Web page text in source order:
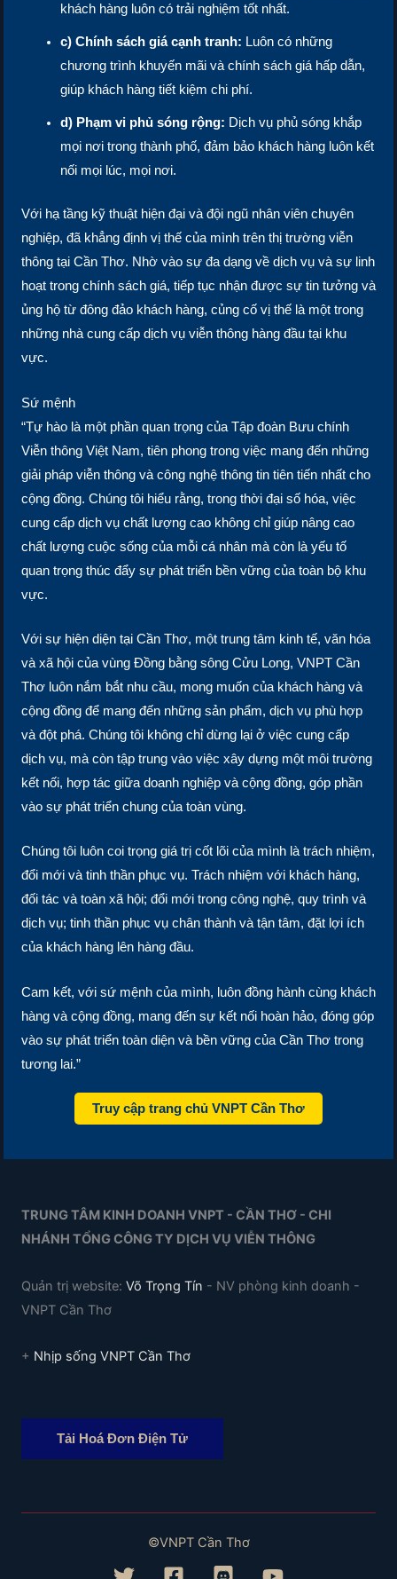
khách hàng luôn có trải nghiệm tốt nhất.
c) Chính sách giá cạnh tranh: Luôn có những
chương trình khuyến mãi và chính sách giá hấp dẫn,
giúp khách hàng tiết kiệm chi phí.
d) Phạm vi phủ sóng rộng: Dịch vụ phủ sóng khắp
mọi nơi trong thành phố, đảm bảo khách hàng luôn kết
nối mọi lúc, mọi nơi.
Với hạ tầng kỹ thuật hiện đại và đội ngũ nhân viên chuyên
nghiệp, đã khẳng định vị thế của mình trên thị trường viễn
thông tại Cần Thơ. Nhờ vào sự đa dạng về dịch vụ và sự linh
hoạt trong chính sách giá, tiếp tục nhận được sự tin tưởng và
ủng hộ từ đông đảo khách hàng, củng cố vị thế là một trong
những nhà cung cấp dịch vụ viễn thông hàng đầu tại khu
vực.
Sứ mệnh
“Tự hào là một phần quan trọng của Tập đoàn Bưu chính
Viễn thông Việt Nam, tiên phong trong việc mang đến những
giải pháp viễn thông và công nghệ thông tin tiên tiến nhất cho
cộng đồng. Chúng tôi hiểu rằng, trong thời đại số hóa, việc
cung cấp dịch vụ chất lượng cao không chỉ giúp nâng cao
chất lượng cuộc sống của mỗi cá nhân mà còn là yếu tố
quan trọng thúc đẩy sự phát triển bền vững của toàn bộ khu
vực.
Với sự hiện diện tại Cần Thơ, một trung tâm kinh tế, văn hóa
và xã hội của vùng Đồng bằng sông Cửu Long, VNPT Cần
Thơ luôn nắm bắt nhu cầu, mong muốn của khách hàng và
cộng đồng để mang đến những sản phẩm, dịch vụ phù hợp
và đột phá. Chúng tôi không chỉ dừng lại ở việc cung cấp
dịch vụ, mà còn tập trung vào việc xây dựng một môi trường
kết nối, hợp tác giữa doanh nghiệp và cộng đồng, góp phần
vào sự phát triển chung của toàn vùng.
Chúng tôi luôn coi trọng giá trị cốt lõi của mình là trách nhiệm,
đổi mới và tinh thần phục vụ. Trách nhiệm với khách hàng,
đối tác và toàn xã hội; đổi mới trong công nghệ, quy trình và
dịch vụ; tinh thần phục vụ chân thành và tận tâm, đặt lợi ích
của khách hàng lên hàng đầu.
Cam kết, với sứ mệnh của mình, luôn đồng hành cùng khách
hàng và cộng đồng, mang đến sự kết nối hoàn hảo, đóng góp
vào sự phát triển toàn diện và bền vững của Cần Thơ trong
tương lai.”
Truy cập trang chủ VNPT Cần Thơ
TRUNG TÂM KINH DOANH VNPT - CẦN THƠ - CHI
NHÁNH TỔNG CÔNG TY DỊCH VỤ VIỄN THÔNG
Quản trị website: Võ Trọng Tín - NV phòng kinh doanh -
VNPT Cần Thơ
+ Nhịp sống VNPT Cần Thơ
Tải Hoá Đơn Điện Tử
©VNPT Cần Thơ